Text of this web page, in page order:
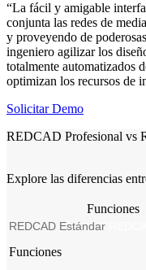
“La fácil y amigable
conjunta las redes de
y proveyendo de
ingeniero agilizar los
totalmente automatizados
optimizan los recursos de
Solicitar Demo
REDCAD Profesional vs
Explore las diferencias
Funciones
REDCAD Estándar
Funciones